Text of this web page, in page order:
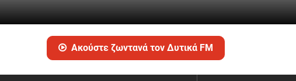
Ακούστε ζωντανά τον Δυτικά FM